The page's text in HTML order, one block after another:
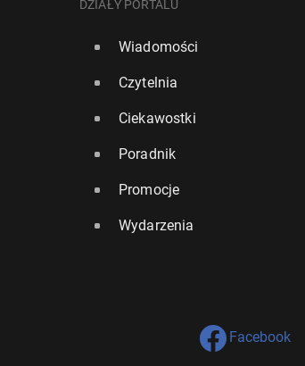
DZIAŁY PORTALU
Wiadomości
Czytelnia
Ciekawostki
Poradnik
Promocje
Wydarzenia
Facebook